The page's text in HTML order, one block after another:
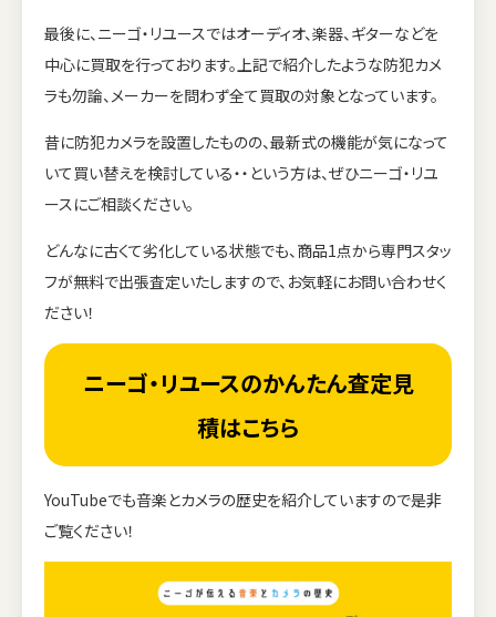
最後に、ニーゴ・リユースではオーディオ、楽器、ギターなどを
中心に買取を行っております。上記で紹介したような防犯カメ
ラも勿論、メーカーを問わず全て買取の対象となっています。
昔に防犯カメラを設置したものの、最新式の機能が気になって
いて買い替えを検討している・・という方は、ぜひニーゴ・リユ
ースにご相談ください。
どんなに古くて劣化している状態でも、商品1点から専門スタッ
フが無料で出張査定いたしますので、お気軽にお問い合わせく
ださい！
ニーゴ・リユースのかんたん査定見
積はこちら
YouTubeでも音楽とカメラの歴史を紹介していますので是非
ご覧ください！